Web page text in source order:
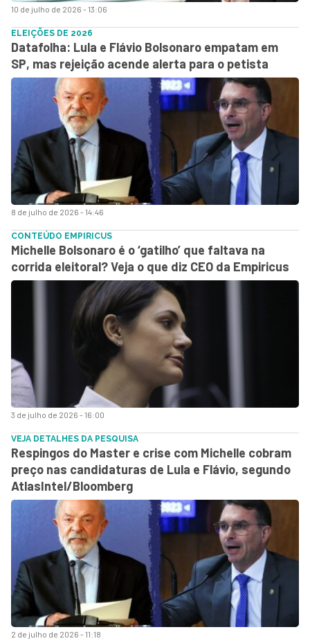
10 de julho de 2026 - 13:06
8 de julho de 2026 - 14:46
ELEIÇÕES DE 2026
Datafolha: Lula e Flávio Bolsonaro empatam em
SP, mas rejeição acende alerta para o petista
3 de julho de 2026 - 16:00
CONTEÚDO EMPIRICUS
Michelle Bolsonaro é o ‘gatilho’ que faltava na
corrida eleitoral? Veja o que diz CEO da Empiricus
2 de julho de 2026 - 11:18
VEJA DETALHES DA PESQUISA
Respingos do Master e crise com Michelle cobram
preço nas candidaturas de Lula e Flávio, segundo
AtlasIntel/Bloomberg